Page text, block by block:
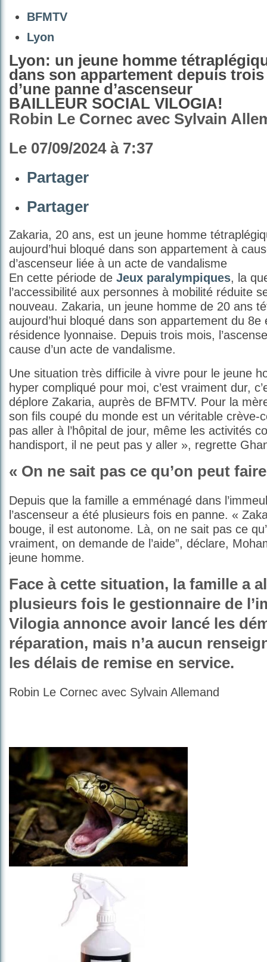
BFMTV
Lyon
Lyon: un jeune homme
dans son appartement depuis
d’une panne d’ascenseur
BAILLEUR SOCIAL VILOGIA!
Robin Le Cornec avec Sylvain
Le 07/09/2024 à 7:37
Partager
Partager
Zakaria, 20 ans, est un jeune homme
aujourd’hui bloqué dans son appartement à
d’ascenseur liée à un acte de vandalisme
En cette période de Jeux paralympiques, la
l’accessibilité aux personnes à mobilité réduite
nouveau. Zakaria, un jeune homme de 20 ans
aujourd’hui bloqué dans son appartement du 8e
résidence lyonnaise. Depuis trois mois,
cause d’un acte de vandalisme.
Une situation très difficile à vivre pour le jeune
hyper compliqué pour moi, c’est vraiment dur,
déplore Zakaria, auprès de BFMTV. Pour la
son fils coupé du monde est un véritable
pas aller à l’hôpital de jour, même les activités
handisport, il ne peut pas y aller », regrette
« On ne sait pas ce qu’on peut
Depuis que la famille a emménagé dans
l’ascenseur a été plusieurs fois en panne. «
bouge, il est autonome. Là, on ne sait pas ce
vraiment, on demande de l’aide”, déclare,
jeune homme.
Face à cette situation, la famille a
plusieurs fois le gestionnaire de
Vilogiaannonce avoir lancé les
réparation, mais n’a aucun
les délais de remise en service.
Robin Le Cornec avec Sylvain Allemand